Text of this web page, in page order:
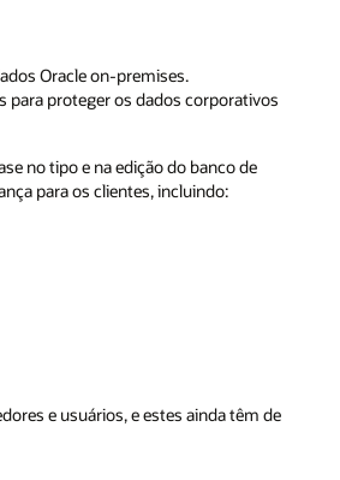
Oracle on-premises.
para proteger os dados corporativos
no tipo e na edição do banco de
para os clientes, incluindo:
e usuários, e estes ainda têm de